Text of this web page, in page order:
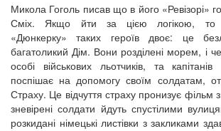
Микола Гоголь писав що в його «Ревізорі»
Сміх. Якщо йти за цією логікою, то
«Дюнкерку» таких героїв двоє: це
багатоликий Дім. Вони розділені морем, і
особі військових льотчиків, та
поспішає на допомогу своїм солдатам,
Страху. Це відчуття страху пронизує фільм
зневірені солдати йдуть спустілими
розкидані німецькі листівки з закликами